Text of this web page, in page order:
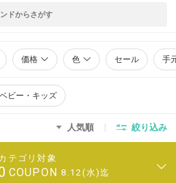
価格 色 セール 手
ベビー・キッズ
人気順 絞り込み
テゴリ対象
COUPON 8.12(水)迄